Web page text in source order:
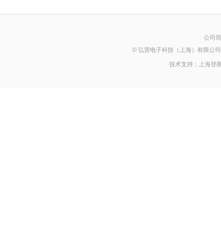
公司
© 弘营电子科技（上海）有限公
技术支持： 上海登